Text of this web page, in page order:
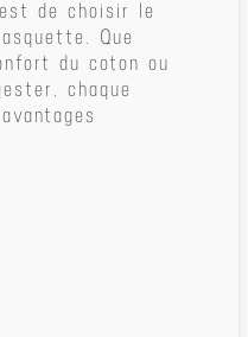
de choisir le
Que
du coton ou
chaque